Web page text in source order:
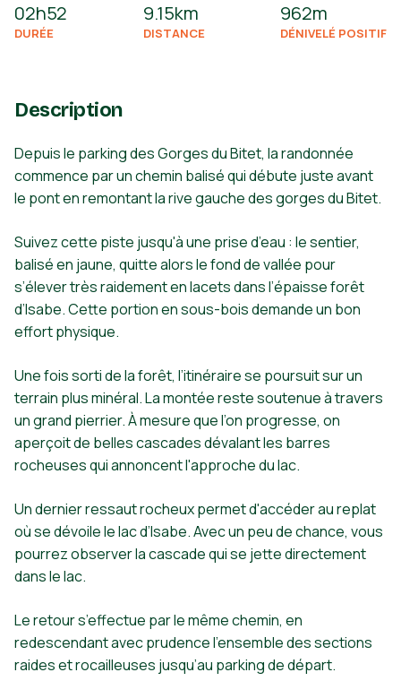
DURÉE
02h52
DISTANCE
9.15km
DÉNIVELÉ POSITIF
962m
Description
Depuis le parking des Gorges du Bitet, la randonnée
commence par un chemin balisé qui débute juste avant
le pont en remontant la rive gauche des gorges du Bitet.
Suivez cette piste jusqu'à une prise d’eau : le sentier,
balisé en jaune, quitte alors le fond de vallée pour
s’élever très raidement en lacets dans l’épaisse forêt
d’Isabe. Cette portion en sous-bois demande un bon
effort physique.
Une fois sorti de la forêt, l’itinéraire se poursuit sur un
terrain plus minéral. La montée reste soutenue à travers
un grand pierrier. À mesure que l’on progresse, on
aperçoit de belles cascades dévalant les barres
rocheuses qui annoncent l'approche du lac.
Un dernier ressaut rocheux permet d'accéder au replat
où se dévoile le lac d’Isabe. Avec un peu de chance, vous
pourrez observer la cascade qui se jette directement
dans le lac.
Le retour s’effectue par le même chemin, en
redescendant avec prudence l'ensemble des sections
raides et rocailleuses jusqu’au parking de départ.